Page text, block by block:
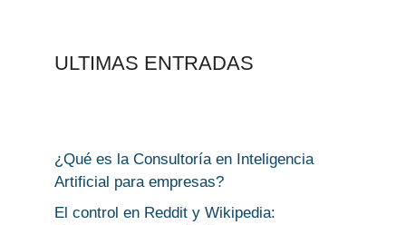
ULTIMAS ENTRADAS
¿Qué es la Consultoría en Inteligencia
Artificial para empresas?
El control en Reddit y Wikipedia: